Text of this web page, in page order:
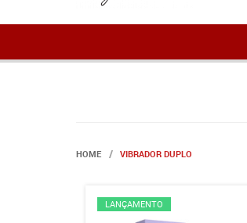
HOME VIBRADOR DUPLO
LANÇAMENTO